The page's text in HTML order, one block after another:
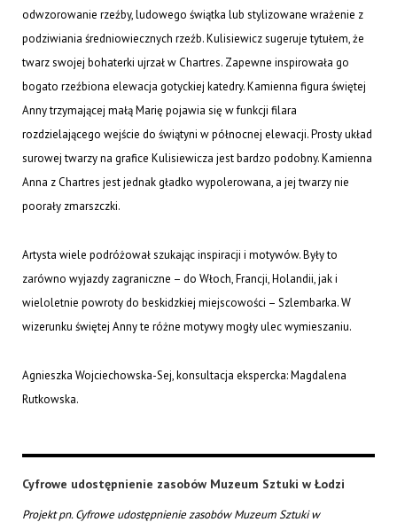
odwzorowanie rzeźby, ludowego świątka lub stylizowane wrażenie z
podziwiania średniowiecznych rzeźb. Kulisiewicz sugeruje tytułem, że
twarz swojej bohaterki ujrzał w Chartres. Zapewne inspirowała go
bogato rzeźbiona elewacja gotyckiej katedry. Kamienna figura świętej
Anny trzymającej małą Marię pojawia się w funkcji filara
rozdzielającego wejście do świątyni w północnej elewacji. Prosty układ
surowej twarzy na grafice Kulisiewicza jest bardzo podobny. Kamienna
Anna z Chartres jest jednak gładko wypolerowana, a jej twarzy nie
poorały zmarszczki.
Artysta wiele podróżował szukając inspiracji i motywów. Były to
zarówno wyjazdy zagraniczne – do Włoch, Francji, Holandii, jak i
wieloletnie powroty do beskidzkiej miejscowości – Szlembarka. W
wizerunku świętej Anny te różne motywy mogły ulec wymieszaniu.
Agnieszka Wojciechowska-Sej, konsultacja ekspercka: Magdalena
Rutkowska.
Cyfrowe udostępnienie zasobów Muzeum Sztuki w Łodzi
Projekt pn. Cyfrowe udostępnienie zasobów Muzeum Sztuki w